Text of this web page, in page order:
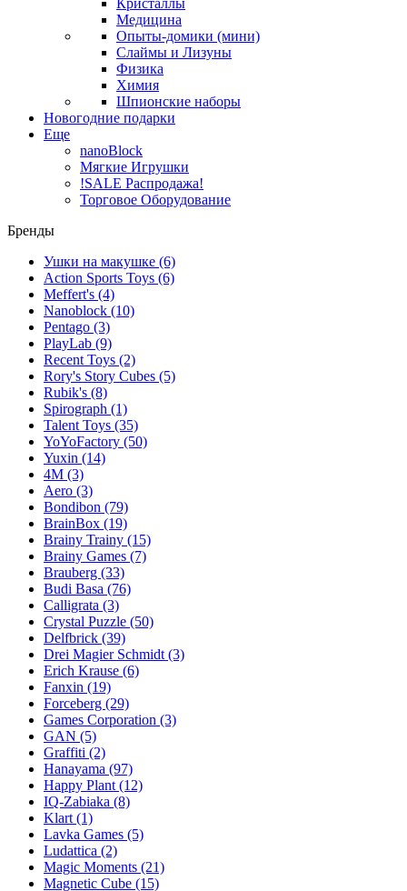
Кристаллы
Медицина
Опыты-домики (мини)
Слаймы и Лизуны
Физика
Химия
Шпионские наборы
Новогодние подарки
Еще
nanoBlock
Мягкие Игрушки
!SALE Распродажа!
Торговое Оборудование
Бренды
Ушки на макушке (6)
Action Sports Toys (6)
Meffert's (4)
Nanoblock (10)
Pentago (3)
PlayLab (9)
Recent Toys (2)
Rory's Story Cubes (5)
Rubik's (8)
Spirograph (1)
Talent Toys (35)
YoYoFactory (50)
Yuxin (14)
4M (3)
Aero (3)
Bondibon (79)
BrainBox (19)
Brainy Trainy (15)
Brainy Games (7)
Brauberg (33)
Budi Basa (76)
Calligrata (3)
Crystal Puzzle (50)
Delfbrick (39)
Drei Magier Schmidt (3)
Erich Krause (6)
Fanxin (19)
Forceberg (29)
Games Corporation (3)
GAN (5)
Graffiti (2)
Hanayama (97)
Happy Plant (12)
IQ-Zabiaka (8)
Klart (1)
Lavka Games (5)
Ludattica (2)
Magic Moments (21)
Magnetic Cube (15)